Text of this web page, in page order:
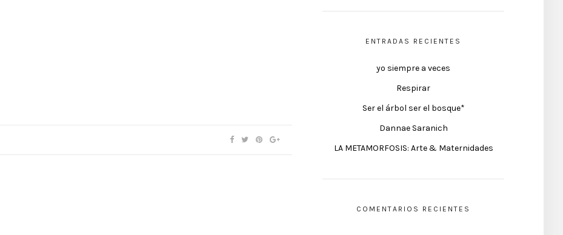
ENTRADAS RECIENTES
yo siempre a veces
Respirar
Ser el árbol ser el bosque*
Dannae Saranich
LA METAMORFOSIS: Arte & Maternidades
COMENTARIOS RECIENTES